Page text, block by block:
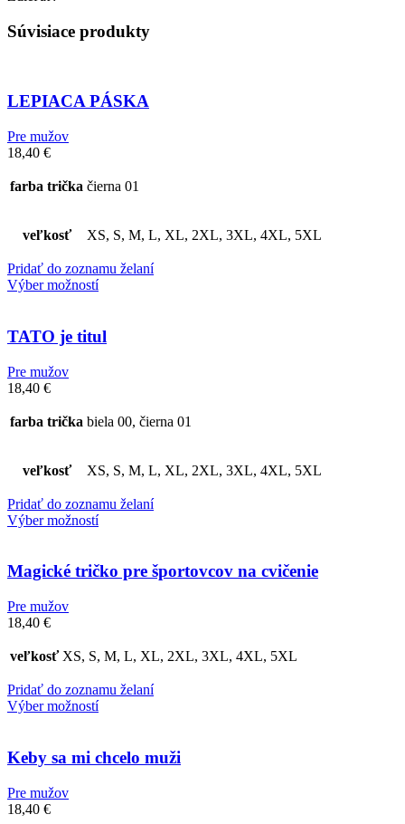
Súvisiace produkty
LEPIACA PÁSKA
Pre mužov
18,40 €
farba trička čierna 01
veľkosť XS, S, M, L, XL, 2XL, 3XL, 4XL, 5XL
Pridať do zoznamu želaní
Výber možností
TATO je titul
Pre mužov
18,40 €
farba trička biela 00, čierna 01
veľkosť XS, S, M, L, XL, 2XL, 3XL, 4XL, 5XL
Pridať do zoznamu želaní
Výber možností
Magické tričko pre športovcov na cvičenie
Pre mužov
18,40 €
veľkosť XS, S, M, L, XL, 2XL, 3XL, 4XL, 5XL
Pridať do zoznamu želaní
Výber možností
Keby sa mi chcelo muži
Pre mužov
18,40 €